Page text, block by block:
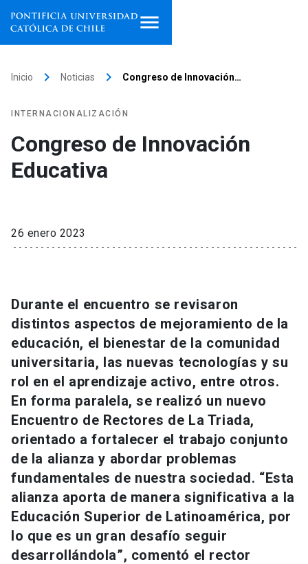
institutos
Investigación
Extensión
Universidad
Información para
Futuros estudiantes
Estudiantes
Académicos
Personal
Alumni launch
Padres y familia
Go to english site launch
ACCESOS DIRECTOS
Mi Cuenta UC launch
Correo UC
Mi Portal UC launch
Inicio keyboard_arrow_right Noticias keyboard_arrow_right Congreso de Innovación…
INTERNACIONALIZACIÓN
Congreso de Innovación
Educativa
26 enero 2023
Durante el encuentro se revisaron
distintos aspectos de mejoramiento de la
educación, el bienestar de la comunidad
universitaria, las nuevas tecnologías y su
rol en el aprendizaje activo, entre otros.
En forma paralela, se realizó un nuevo
Encuentro de Rectores de La Triada,
orientado a fortalecer el trabajo conjunto
de la alianza y abordar problemas
fundamentales de nuestra sociedad. “Esta
alianza aporta de manera significativa a la
Educación Superior de Latinoamérica, por
lo que es un gran desafío seguir
desarrollándola”, comentó el rector